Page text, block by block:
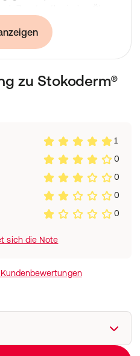
zu Stokoderm®
1
0
0
0
0
sich die Note